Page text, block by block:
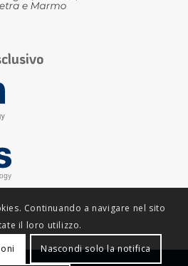
Continuando a navigare nel sito
il loro utilizzo.
Nascondi solo la notifica